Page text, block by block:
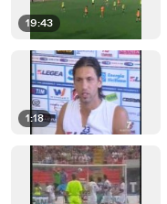
19:43
1:18